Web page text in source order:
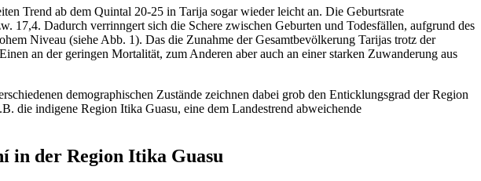
Trend ab dem Quintal 20-25 in Tarija sogar wieder leicht an. Die Geburtsrate
Dadurch verrinngert sich die Schere zwischen Geburten und Todesfällen, aufgrund des
Niveau (siehe Abb. 1). Das die Zunahme der Gesamtbevölkerung Tarijas trotz der
an der geringen Mortalität, zum Anderen aber auch an einer starken Zuwanderung aus
demographischen Zustände zeichnen dabei grob den Enticklungsgrad der Region
die indigene Region Itika Guasu, eine dem Landestrend abweichende
in der Region Itika Guasu